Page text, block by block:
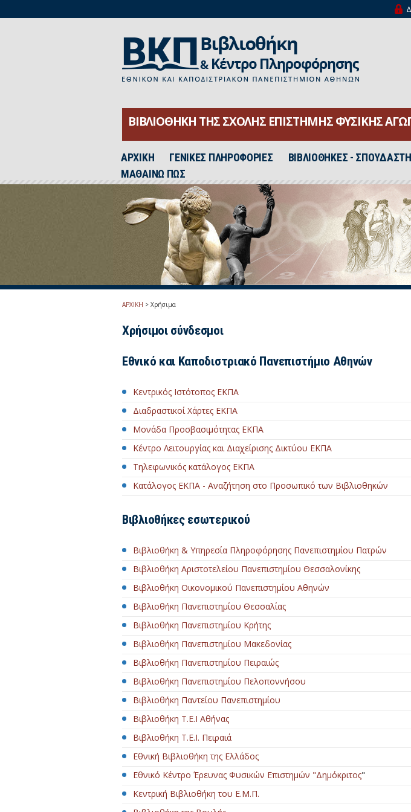
ΒΙΒΛΙΟΘΗΚΗ ΤΗΣ ΣΧΟΛΗΣ ΕΠΙΣΤΗΜΗΣ ΦΥΣΙΚΗΣ
ΑΡΧΙΚH ΓΕΝΙΚΕΣ ΠΛΗΡΟΦΟΡΙΕΣ ΒΙΒΛΙΟΘΗΚΕΣ -
ΜΑΘΑΙΝΩ ΠΩΣ
ΑΡΧΙΚΗ > Χρήσιμα
Χρήσιμοι σύνδεσμοι
Εθνικό και Καποδιστριακό Πανεπιστήμιο Αθηνών
Κεντρικός Ιστότοπος ΕΚΠΑ
Διαδραστικοί Χάρτες ΕΚΠΑ
Μονάδα Προσβασιμότητας ΕΚΠΑ
Κέντρο Λειτουργίας και Διαχείρισης Δικτύου ΕΚΠΑ
Τηλεφωνικός κατάλογος ΕΚΠΑ
Κατάλογος ΕΚΠΑ - Αναζήτηση στο Προσωπικό των Βιβλιοθηκών
Βιβλιοθήκες εσωτερικού
Βιβλιοθήκη & Υπηρεσία Πληροφόρησης Πανεπιστημίου Πατρών
Βιβλιοθήκη Αριστοτελείου Πανεπιστημίου Θεσσαλονίκης
Βιβλιοθήκη Οικονομικού Πανεπιστημίου Αθηνών
Βιβλιοθήκη Πανεπιστημίου Θεσσαλίας
Βιβλιοθήκη Πανεπιστημίου Κρήτης
Βιβλιοθήκη Πανεπιστημίου Μακεδονίας
Βιβλιοθήκη Πανεπιστημίου Πειραιώς
Βιβλιοθήκη Πανεπιστημίου Πελοποννήσου
Βιβλιοθήκη Παντείου Πανεπιστημίου
Βιβλιοθήκη Τ.Ε.Ι Αθήνας
Βιβλιοθήκη Τ.Ε.Ι. Πειραιά
Εθνική Βιβλιοθήκη της Ελλάδος
Εθνικό Κέντρο Έρευνας Φυσικών Επιστημών "Δημόκριτος"
Κεντρική Βιβλιοθήκη του Ε.Μ.Π.